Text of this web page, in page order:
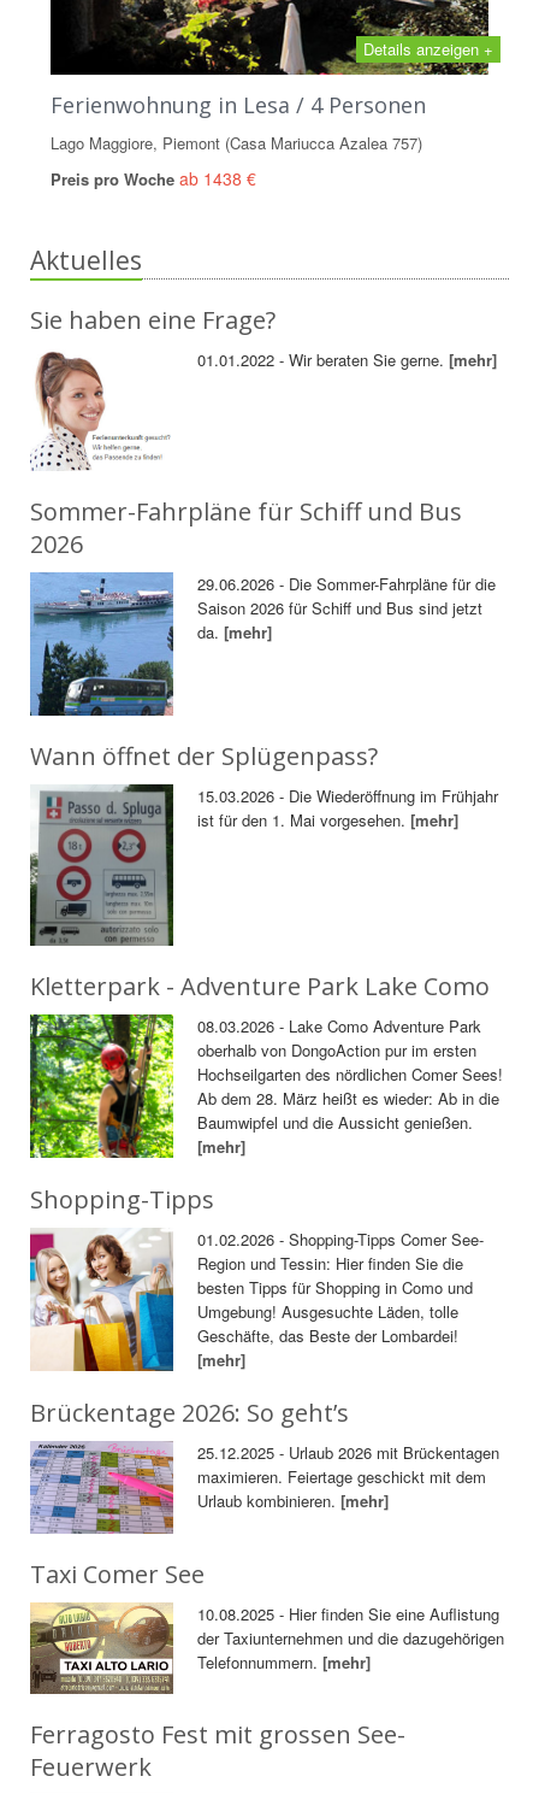
Details anzeigen +
Ferienwohnung in Lesa / 4 Personen
Lago Maggiore, Piemont (Casa Mariucca Azalea 757)
Preis pro Woche ab 1438 €
Aktuelles
Sie haben eine Frage?
01.01.2022 - Wir beraten Sie gerne.[mehr]
Sommer-Fahrpläne für Schiff und Bus
2026
29.06.2026 - Die Sommer-Fahrpläne für die
Saison 2026 für Schiff und Bus sind jetzt
da.[mehr]
Wann öffnet der Splügenpass?
15.03.2026 - Die Wiederöffnung im Frühjahr
ist für den 1. Mai vorgesehen.[mehr]
Kletterpark - Adventure Park Lake Como
08.03.2026 - Lake Como Adventure Park
oberhalb von DongoAction pur im ersten
Hochseilgarten des nördlichen Comer Sees!
Ab dem 28. März heißt es wieder: Ab in die
Baumwipfel und die Aussicht genießen.
[mehr]
Shopping-Tipps
01.02.2026 - Shopping-Tipps Comer See-
Region und Tessin: Hier finden Sie die
besten Tipps für Shopping in Como und
Umgebung! Ausgesuchte Läden, tolle
Geschäfte, das Beste der Lombardei!
[mehr]
Brückentage 2026: So geht’s
25.12.2025 - Urlaub 2026 mit Brückentagen
maximieren. Feiertage geschickt mit dem
Urlaub kombinieren.[mehr]
Taxi Comer See
10.08.2025 - Hier finden Sie eine Auflistung
der Taxiunternehmen und die dazugehörigen
Telefonnummern.[mehr]
Ferragosto Fest mit grossen See-
Feuerwerk